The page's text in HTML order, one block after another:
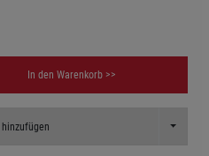
In den Warenkorb >>
Toggle